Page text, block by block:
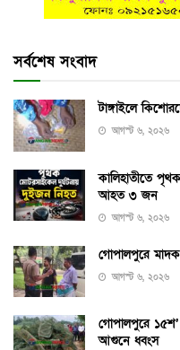
সর্বশেষ সংবাদ
টাঙ্গাইলে
আগস্ট ৬, ২০২৬
কালিহাতীতে
আহত ৩ জন
আগস্ট ৬, ২০২৬
গোপালপুরে মাদক
আগস্ট ৬, ২০২৬
গোপালপুরে ১৫শ’
আগুনে ধ্বংস